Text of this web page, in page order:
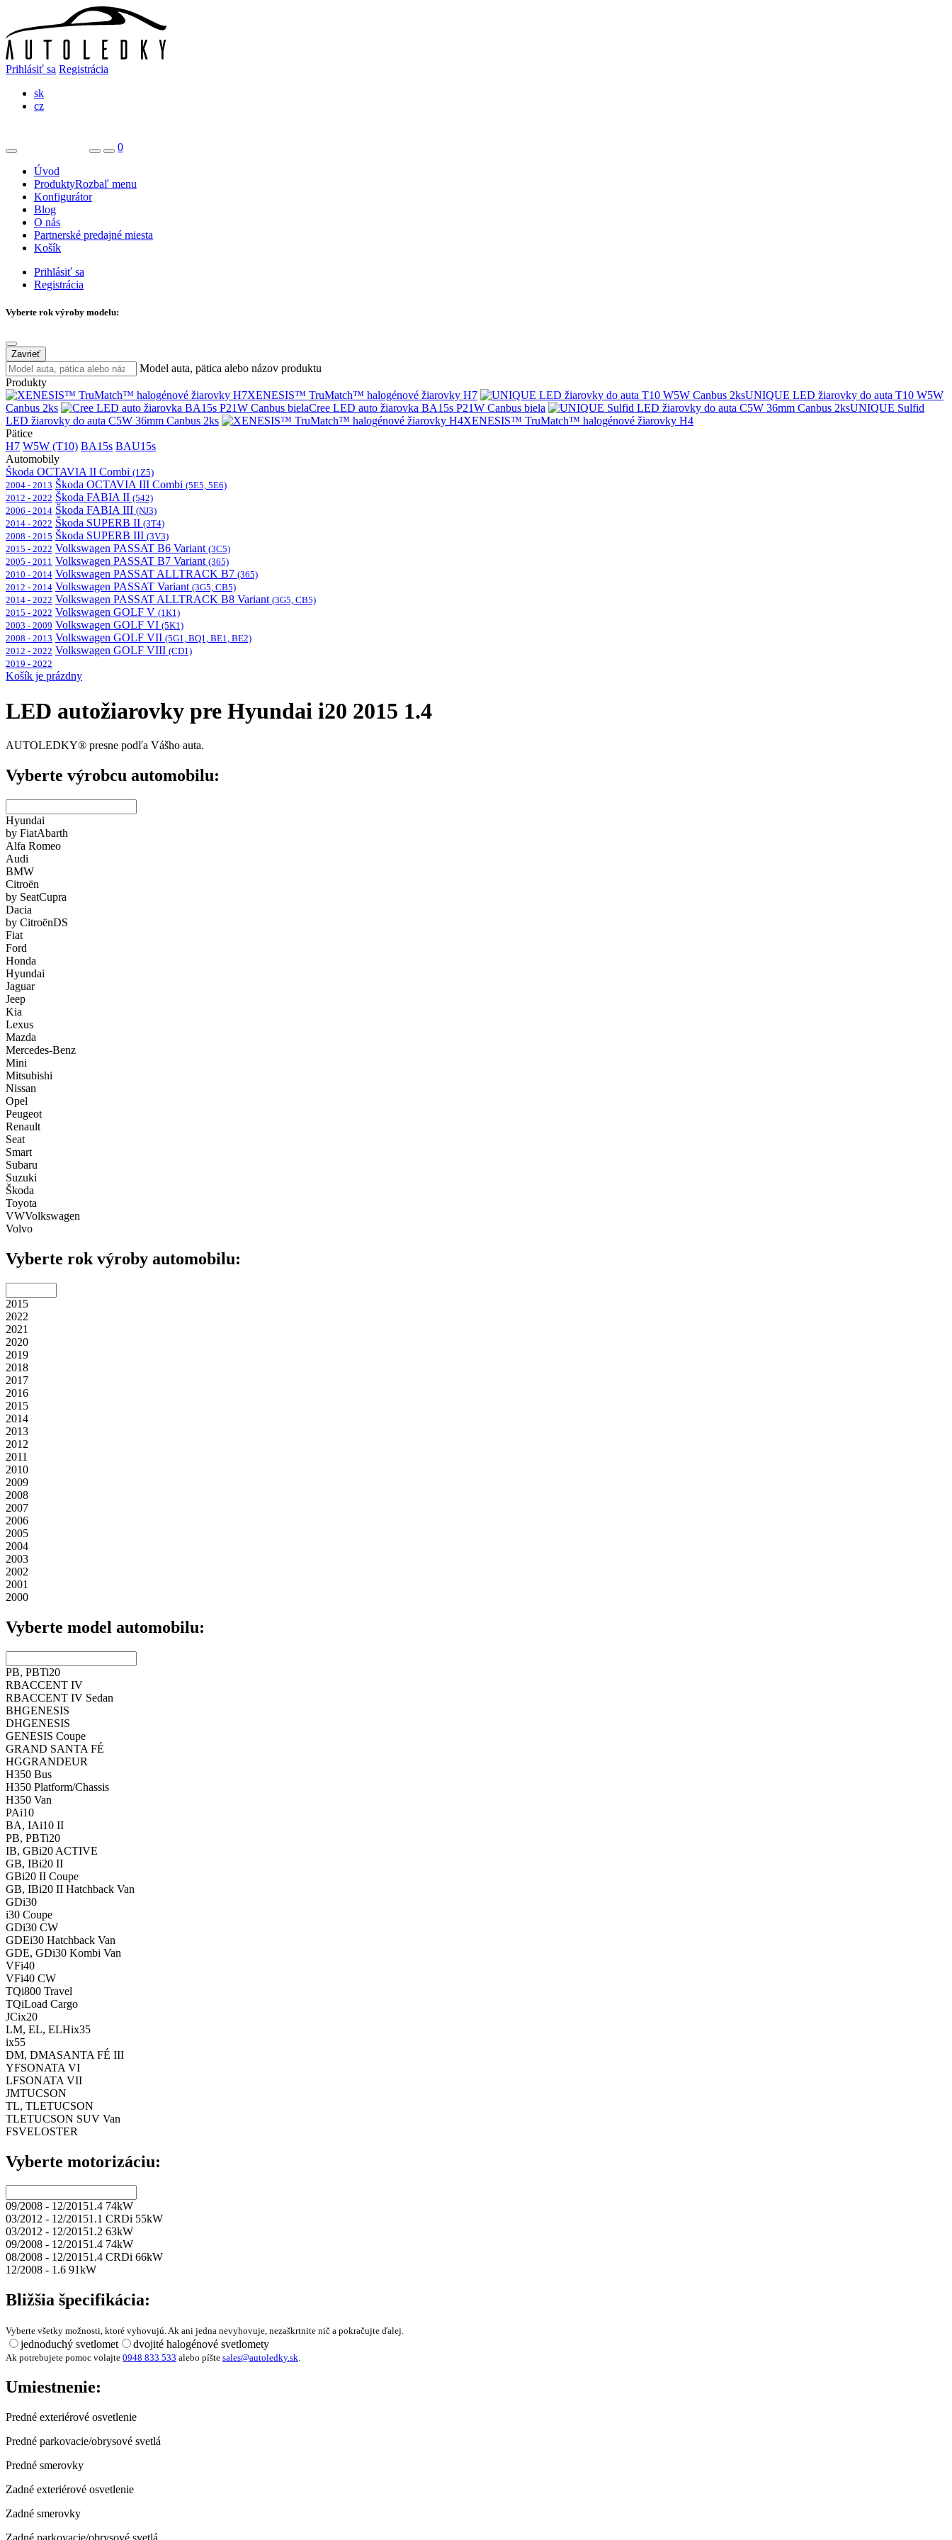
Prihlásiť sa Registrácia
sk
cz
0
Úvod
ProduktyRozbaľ menu
Konfigurátor
Blog
O nás
Partnerské predajné miesta
Košík
Prihlásiť sa
Registrácia
Vyberte rok výroby modelu:
Zavrieť
Model auta, pätica alebo názov produktu
Produkty
XENESIS™ TruMatch™ halogénové žiarovky H7
UNIQUE LED žiarovky do auta T10 W5W
Canbus 2ks
Cree LED auto žiarovka BA15s P21W Canbus biela
UNIQUE Sulfid
LED žiarovky do auta C5W 36mm Canbus 2ks
XENESIS™ TruMatch™ halogénové žiarovky H4
Pätice
H7 W5W (T10) BA15s BAU15s
Automobily
Škoda OCTAVIA II Combi (1Z5)
2004 - 2013 Škoda OCTAVIA III Combi (5E5, 5E6)
2012 - 2022 Škoda FABIA II (542)
2006 - 2014 Škoda FABIA III (NJ3)
2014 - 2022 Škoda SUPERB II (3T4)
2008 - 2015 Škoda SUPERB III (3V3)
2015 - 2022 Volkswagen PASSAT B6 Variant (3C5)
2005 - 2011 Volkswagen PASSAT B7 Variant (365)
2010 - 2014 Volkswagen PASSAT ALLTRACK B7 (365)
2012 - 2014 Volkswagen PASSAT Variant (3G5, CB5)
2014 - 2022 Volkswagen PASSAT ALLTRACK B8 Variant (3G5, CB5)
2015 - 2022 Volkswagen GOLF V (1K1)
2003 - 2009 Volkswagen GOLF VI (5K1)
2008 - 2013 Volkswagen GOLF VII (5G1, BQ1, BE1, BE2)
2012 - 2022 Volkswagen GOLF VIII (CD1)
2019 - 2022
Košík je prázdny
LED autožiarovky pre Hyundai i20 2015 1.4
AUTOLEDKY® presne podľa Vášho auta.
Vyberte výrobcu automobilu:
Hyundai
by FiatAbarth
Alfa Romeo
Audi
BMW
Citroën
by SeatCupra
Dacia
by CitroënDS
Fiat
Ford
Honda
Hyundai
Jaguar
Jeep
Kia
Lexus
Mazda
Mercedes-Benz
Mini
Mitsubishi
Nissan
Opel
Peugeot
Renault
Seat
Smart
Subaru
Suzuki
Škoda
Toyota
VWVolkswagen
Volvo
Vyberte rok výroby automobilu:
2015
2022
2021
2020
2019
2018
2017
2016
2015
2014
2013
2012
2011
2010
2009
2008
2007
2006
2005
2004
2003
2002
2001
2000
Vyberte model automobilu:
PB, PBTi20
RBACCENT IV
RBACCENT IV Sedan
BHGENESIS
DHGENESIS
GENESIS Coupe
GRAND SANTA FÉ
HGGRANDEUR
H350 Bus
H350 Platform/Chassis
H350 Van
PAi10
BA, IAi10 II
PB, PBTi20
IB, GBi20 ACTIVE
GB, IBi20 II
GBi20 II Coupe
GB, IBi20 II Hatchback Van
GDi30
i30 Coupe
GDi30 CW
GDEi30 Hatchback Van
GDE, GDi30 Kombi Van
VFi40
VFi40 CW
TQi800 Travel
TQiLoad Cargo
JCix20
LM, EL, ELHix35
ix55
DM, DMASANTA FÉ III
YFSONATA VI
LFSONATA VII
JMTUCSON
TL, TLETUCSON
TLETUCSON SUV Van
FSVELOSTER
Vyberte motorizáciu:
09/2008 - 12/20151.4 74kW
03/2012 - 12/20151.1 CRDi 55kW
03/2012 - 12/20151.2 63kW
09/2008 - 12/20151.4 74kW
08/2008 - 12/20151.4 CRDi 66kW
12/2008 - 1.6 91kW
Bližšia špecifikácia:
Vyberte všetky možnosti, ktoré vyhovujú. Ak ani jedna nevyhovuje, nezaškrtnite nič a pokračujte ďalej.
jednoduchý svetlomet dvojité halogénové svetlomety
Ak potrebujete pomoc volajte 0948 833 533 alebo píšte sales@autoledky.sk.
Umiestnenie:
Predné exteriérové osvetlenie
Predné parkovacie/obrysové svetlá
Predné smerovky
Zadné exteriérové osvetlenie
Zadné smerovky
Zadné parkovacie/obrysové svetlá